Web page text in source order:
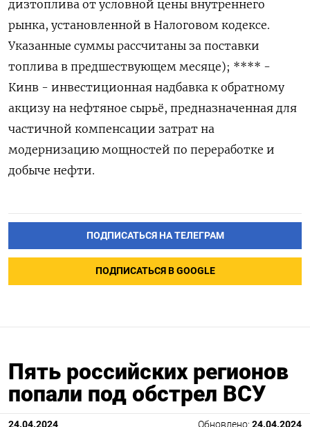
ПОДПИСАТЬСЯ НА ТЕЛЕГРАМ
ПОДПИСАТЬСЯ В GOOGLE
Пять российских регионов
попали под обстрел ВСУ